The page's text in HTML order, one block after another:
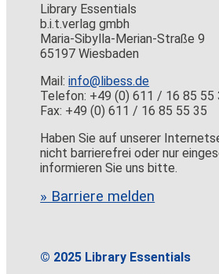
Library Essentials
b.i.t.verlag gmbh
Maria-Sibylla-Merian-Straße 9
65197 Wiesbaden
Mail:info@libess.de
Telefon: +49 (0) 611 / 16 85 55
Fax: +49 (0) 611 / 16 85 55 35
Haben Sie auf unserer
nicht barrierefrei oder nur
informieren Sie uns bitte.
» Barriere melden
© 2025 Library Essentials